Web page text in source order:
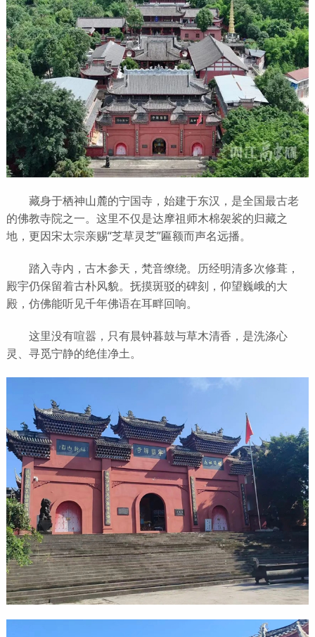
藏身于栖神山麓的宁国寺，始建于东汉，是全国最古老
的佛教寺院之一。这里不仅是达摩祖师木棉袈裟的归藏之
地，更因宋太宗亲赐“芝草灵芝”匾额而声名远播。
踏入寺内，古木参天，梵音缭绕。历经明清多次修葺，
殿宇仍保留着古朴风貌。抚摸斑驳的碑刻，仰望巍峨的大
殿，仿佛能听见千年佛语在耳畔回响。
这里没有喧嚣，只有晨钟暮鼓与草木清香，是洗涤心
灵、寻觅宁静的绝佳净土。